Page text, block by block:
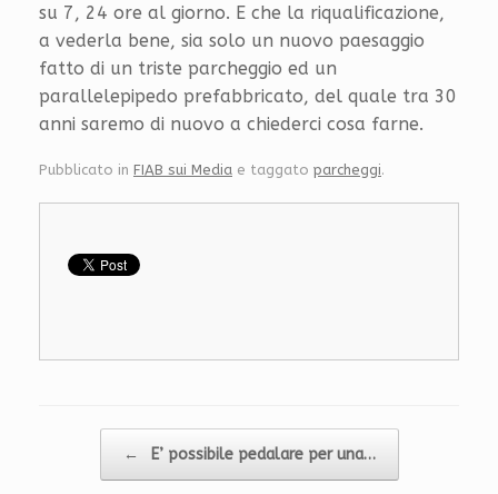
su 7, 24 ore al giorno. E che la riqualificazione,
a vederla bene, sia solo un nuovo paesaggio
fatto di un triste parcheggio ed un
parallelepipedo prefabbricato, del quale tra 30
anni saremo di nuovo a chiederci cosa farne.
Pubblicato in FIAB sui Media e taggato parcheggi.
←
E’ possibile pedalare per una…